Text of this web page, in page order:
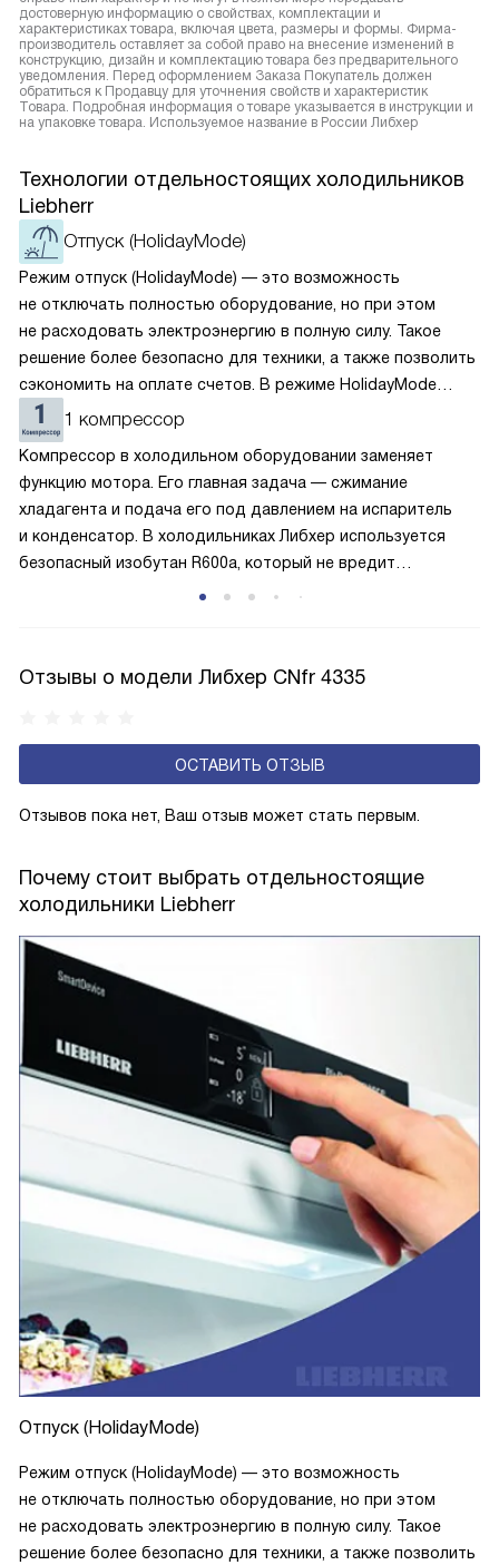
достоверную информацию о свойствах, комплектации и
характеристиках товара, включая цвета, размеры и формы. Фирма-
производитель оставляет за собой право на внесение изменений в
конструкцию, дизайн и комплектацию товара без предварительного
уведомления. Перед оформлением Заказа Покупатель должен
обратиться к Продавцу для уточнения свойств и характеристик
Товара. Подробная информация о товаре указывается в инструкции и
на упаковке товара. Используемое название в России Либхер
Технологии отдельностоящих холодильников
Liebherr
Отпуск (HolidayMode)
Режим отпуск (HolidayMode) — это возможность
не отключать полностью оборудование, но при этом
не расходовать электроэнергию в полную силу. Такое
решение более безопасно для техники, а также позволить
сэкономить на оплате счетов. В режиме HolidayMode
вентилятор и суперохлаждение не работают, а в камере
устанавливается температура в районе +15 градусов. Это
позволяет сохранить продукты на определённое время
и избежать появление неприятных запахов.
1 компрессор
Компрессор в холодильном оборудовании заменяет
функцию мотора. Его главная задача — сжимание
хладагента и подача его под давлением на испаритель
и конденсатор. В холодильниках Либхер используется
безопасный изобутан R600a, который не вредит
окружающей среде. Компрессор перегоняет его
и быстрее происходит охлаждение, затрачивается
Отзывы о модели Либхер CNfr 4335
ОСТАВИТЬ ОТЗЫВ
Отзывов пока нет, Ваш отзыв может стать первым.
Почему стоит выбрать отдельностоящие
холодильники Liebherr
Отпуск (HolidayMode)
Режим отпуск (HolidayMode) — это возможность
не отключать полностью оборудование, но при этом
не расходовать электроэнергию в полную силу. Такое
решение более безопасно для техники, а также позволить